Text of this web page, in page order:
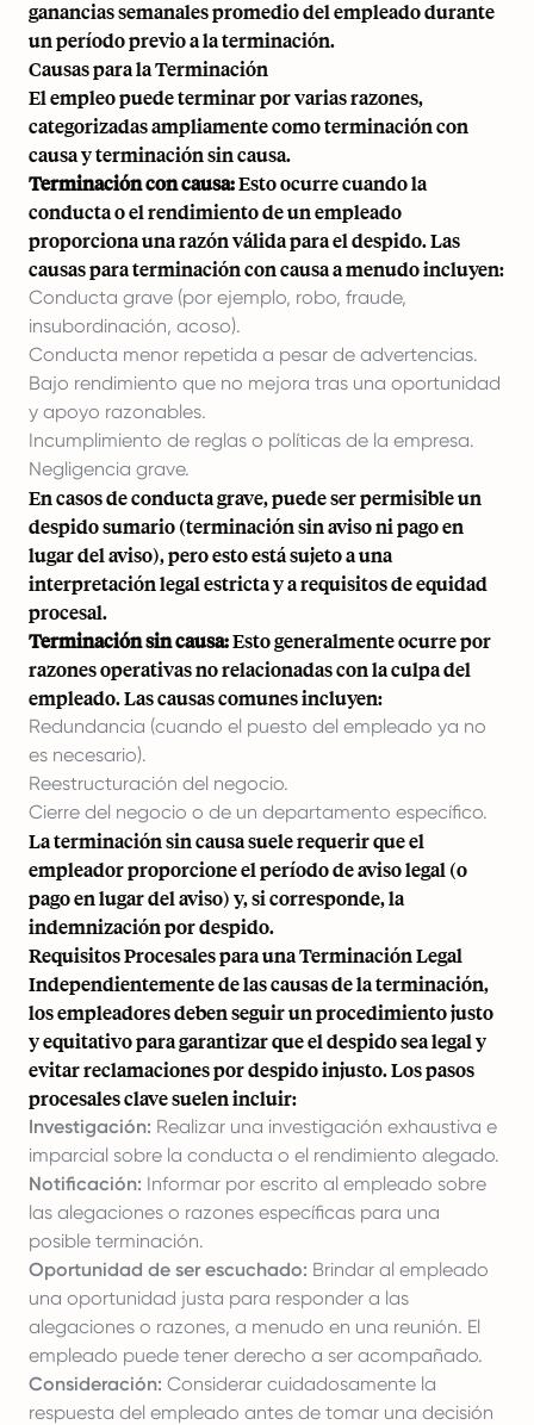
ganancias semanales promedio del empleado durante
un período previo a la terminación.
Causas para la Terminación
El empleo puede terminar por varias razones,
categorizadas ampliamente como terminación con
causa y terminación sin causa.
Terminación con causa:Esto ocurre cuando la
conducta o el rendimiento de un empleado
proporciona una razón válida para el despido. Las
causas para terminación con causa a menudo incluyen:
Conducta grave (por ejemplo, robo, fraude,
insubordinación, acoso).
Conducta menor repetida a pesar de advertencias.
Bajo rendimiento que no mejora tras una oportunidad
y apoyo razonables.
Incumplimiento de reglas o políticas de la empresa.
Negligencia grave.
En casos de conducta grave, puede ser permisible un
despido sumario (terminación sin aviso ni pago en
lugar del aviso), pero esto está sujeto a una
interpretación legal estricta y a requisitos de equidad
procesal.
Terminación sin causa:Esto generalmente ocurre por
razones operativas no relacionadas con la culpa del
empleado. Las causas comunes incluyen:
Redundancia (cuando el puesto del empleado ya no
es necesario).
Reestructuración del negocio.
Cierre del negocio o de un departamento específico.
La terminación sin causa suele requerir que el
empleador proporcione el período de aviso legal (o
pago en lugar del aviso) y, si corresponde, la
indemnización por despido.
Requisitos Procesales para una Terminación Legal
Independientemente de las causas de la terminación,
los empleadores deben seguir un procedimiento justo
y equitativo para garantizar que el despido sea legal y
evitar reclamaciones por despido injusto. Los pasos
procesales clave suelen incluir:
Investigación: Realizar una investigación exhaustiva e
imparcial sobre la conducta o el rendimiento alegado.
Notificación: Informar por escrito al empleado sobre
las alegaciones o razones específicas para una
posible terminación.
Oportunidad de ser escuchado: Brindar al empleado
una oportunidad justa para responder a las
alegaciones o razones, a menudo en una reunión. El
empleado puede tener derecho a ser acompañado.
Consideración: Considerar cuidadosamente la
respuesta del empleado antes de tomar una decisión